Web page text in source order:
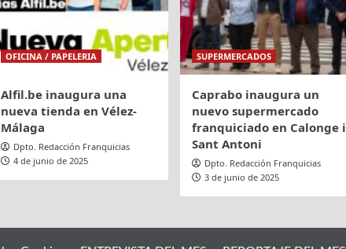
OFICINA / PAPELERIA
Alfil.be inaugura una
nueva tienda en Vélez-
Málaga
Dpto. Redacción Franquicias
4 de junio de 2025
SUPERMERCADOS
Caprabo inaugura un
nuevo supermercado
franquiciado en Calonge i
Sant Antoni
Dpto. Redacción Franquicias
3 de junio de 2025